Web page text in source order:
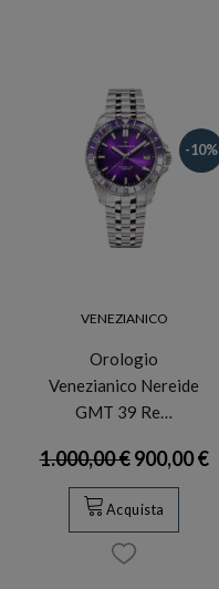
-10%
VENEZIANICO
Orologio
Venezianico Nereide
GMT 39 Re…
1.000,00 €900,00 €
Acquista